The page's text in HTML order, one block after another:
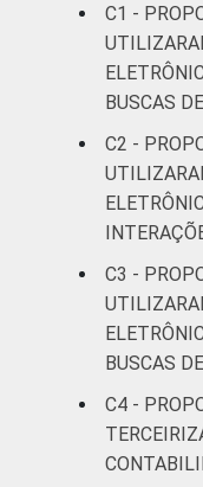
C1 -
BUSCAS
C2 -
C3 -
BUSCAS
C4 -